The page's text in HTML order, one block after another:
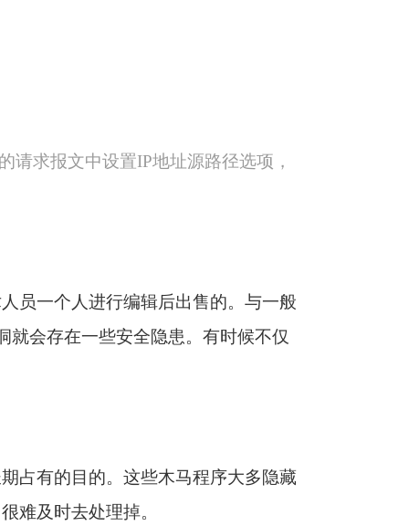
请求报文中设置IP地址源路径选项，
员一个人进行编辑后出售的。与一般
就会存在一些安全隐患。有时候不仅
占有的目的。这些木马程序大多隐藏
难及时去处理掉。